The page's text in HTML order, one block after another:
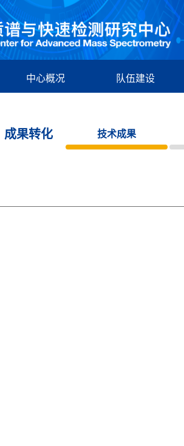
中心概况 队伍建设
成果转化 技术成果